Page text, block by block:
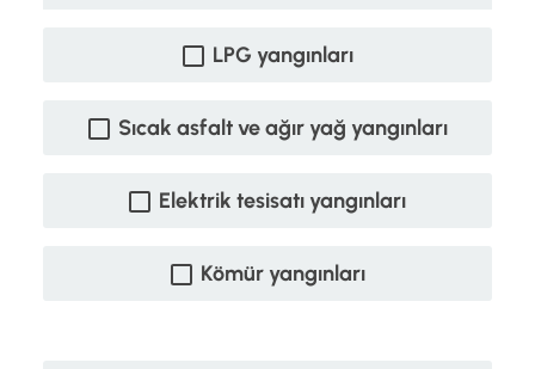
LPG yangınları
Sıcak asfalt ve ağır yağ yangınları
Elektrik tesisatı yangınları
Kömür yangınları